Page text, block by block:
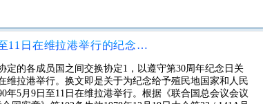
换文换文，达成协议关于安排1990年5月9日至11日在维拉港举行的纪念给予殖民地国家和人民独立宣言三十周年的亚太区域讨论会的安排
的各成员国之间交换协定1，以遵守第30周年纪念日关
维拉港举行。换文即是关于为纪念给予殖民地国家和人民
5月9日至11日在维拉港举行。根据《联合国总会议会议